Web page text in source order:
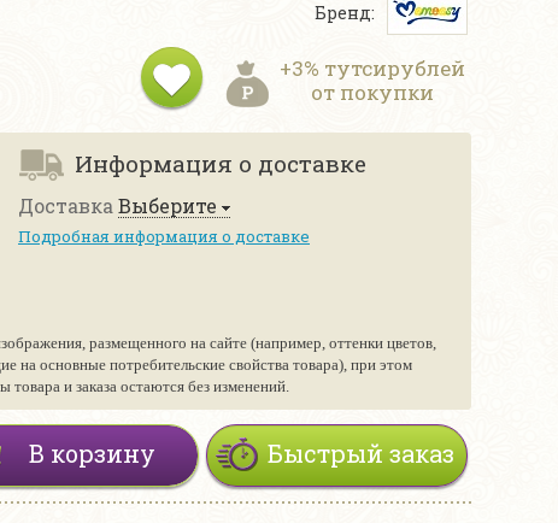
Бренд:
+3% тутсирублей
от покупки
Информация о доставке
Доставка Выберите
Подробная информация о доставке
размещенного на сайте (например, оттенки цветов,
на основные потребительские свойства товара), при этом
и заказа остаются без изменений.
Быстрый заказ
В корзину